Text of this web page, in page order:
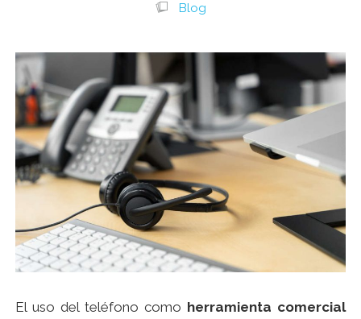
Blog
El uso del teléfono como herramienta comercial